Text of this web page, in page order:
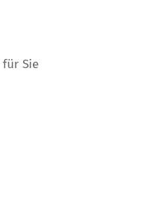
für Sie